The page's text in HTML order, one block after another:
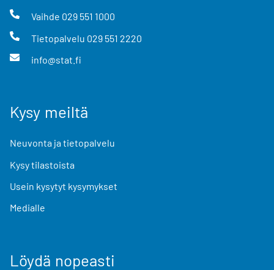
Vaihde 029 551 1000
Tietopalvelu 029 551 2220
info@stat.fi
Kysy meiltä
Neuvonta ja tietopalvelu
Kysy tilastoista
Usein kysytyt kysymykset
Medialle
Löydä nopeasti